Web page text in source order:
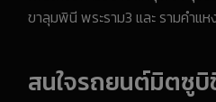
ขาลุมพินี พระราม3 และ รามคำแห
สนใจรถยนต์มิตซูบิ